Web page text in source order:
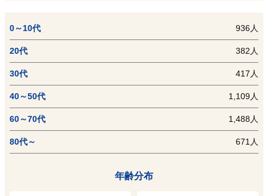
0～10代 936人
20代 382人
30代 417人
40～50代 1,109人
60～70代 1,488人
80代～ 671人
年齢分布